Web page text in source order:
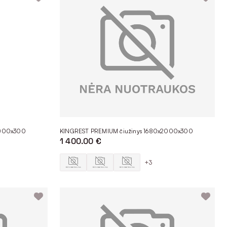
judesius. Jei norite, kad pagrindas maksimaliai
miegoti ant šono, kur kas labiau patiks minkšti
naudojimui ar, pavyzdžiu, svečių kambariui.
čiužinių 1600x2000 kainos prasideda nuo 500 eurų,
Vilniuje, Kaune, Klaipėdoje ir Alytuje. Idealiai
KINGREST PREMIUM čiužinys 1680x2000x300
1 400.00 €
+3